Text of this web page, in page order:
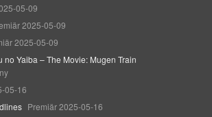
05-09
2025-05-09
2025-05-09
no Yaiba – The Movie: Mugen Train
05-16
Premiär 2025-05-16